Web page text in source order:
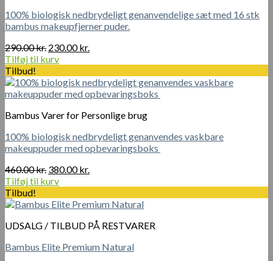
100% biologisk nedbrydeligt genanvendelige sæt med 16 stk
bambus makeupfjerner puder.
290.00kr. Den
oprindelige
var:
290.00 kr..
230.00kr.
er:
230.00 kr..
Tilføj til kurv
Tilbud!
Bambus Varer for Personlige brug
100% biologisk nedbrydeligt genanvendes vaskbare
makeuppuder med opbevaringsboks
460.00kr. Den
oprindelige
var:
380.00kr.
er:
Tilføj til kurv
Tilbud!
UDSALG / TILBUD PÅ RESTVARER
Bambus Elite Premium Natural